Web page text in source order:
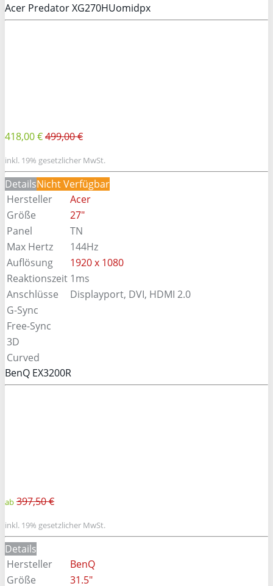
Acer Predator XG270HUomidpx
418,00 €499,00 €
inkl. 19% gesetzlicher MwSt.
DetailsNicht Verfügbar
Hersteller
Acer
Größe
27"
Panel
TN
Max Hertz
144Hz
Auflösung
1920 x 1080
Reaktionszeit 1ms
Anschlüsse
Displayport, DVI, HDMI 2.0
G-Sync
Free-Sync
3D
Curved
BenQ EX3200R
ab 397,50 €
inkl. 19% gesetzlicher MwSt.
Details
Hersteller
BenQ
Größe
31.5"